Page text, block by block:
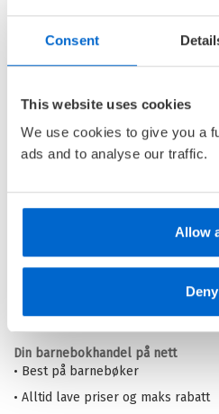
Consent
This website uses cookies
We use cookies to give you a
ads and to analyse our traffic.
Allow
Deny
Den
DEN
MOSTUE
Ikke
199,–
Barnas Egen Bokverden
Din barnebokhandel på nett
• Best på barnebøker
• Alltid lave priser og maks rabatt